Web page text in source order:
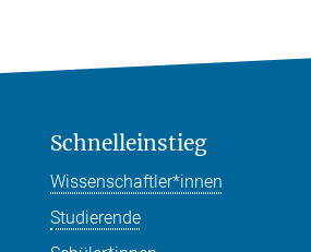
Schnelleinstieg
Wissenschaftler*innen
Studierende